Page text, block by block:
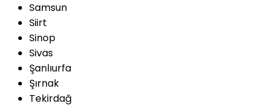
Samsun
Siirt
Sinop
Sivas
Şanlıurfa
Şırnak
Tekirdağ